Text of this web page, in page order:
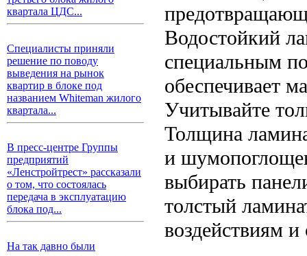
квартала ЦДС...
Специалисты приняли
решение по поводу
выведения на рынок
квартир в блоке под
названием Whiteman жилого
квартала...
В пресс-центре Группы
предприятий
«Ленстройтрест» рассказали
о том, что состоялась
передача в эксплуатацию
блока под...
На так давно были
Водостойкий
специальным
обеспечивает
Учитывайте
Толщина
и
выбирать
толстый
воздействиям